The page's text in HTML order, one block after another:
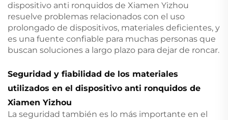
dispositivo anti ronquidos de Xiamen Yizhou
resuelve problemas relacionados con el uso
prolongado de dispositivos, materiales deficientes, y
es una fuente confiable para muchas personas que
buscan soluciones a largo plazo para dejar de roncar.
Seguridad y fiabilidad de los materiales
utilizados en el dispositivo anti ronquidos de
Xiamen Yizhou
La seguridad también es lo más importante en el